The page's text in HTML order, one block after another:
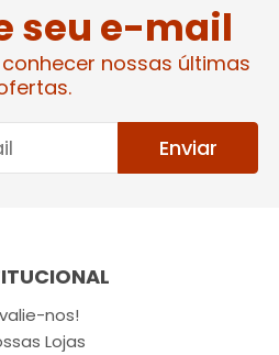
seu e-mail
nossas últimas
Enviar
nos!
Lojas